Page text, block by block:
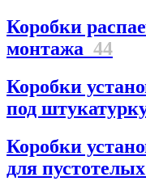
Коробки
монтажа 44
Коробки
под
Коробки
для